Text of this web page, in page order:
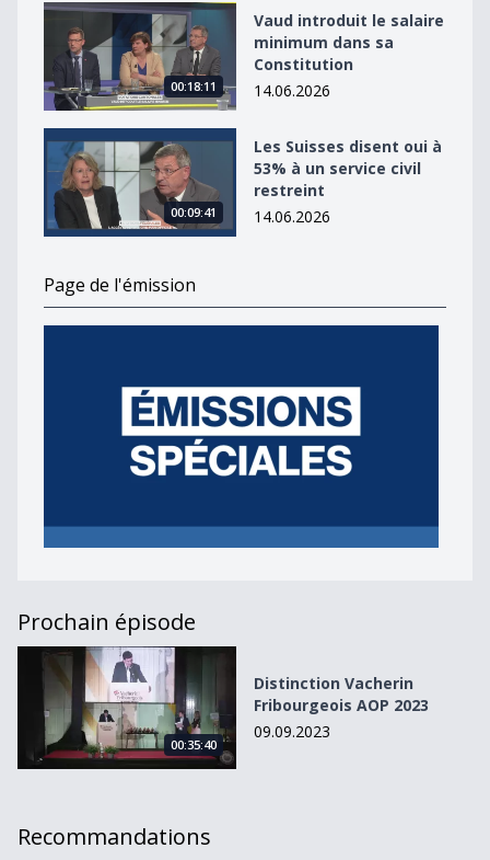
Vaud introduit le salaire minimum dans sa
00:18:11
Vaud introduit le salaire
minimum dans sa
Constitution
14.06.2026
Les Suisses disent oui à 53% à un service civil restreint
00:09:41
Les Suisses disent oui à
53% à un service civil
restreint
14.06.2026
Page de l'émission
Prochain épisode
Distinction Vacherin Fribourgeois AOP 2023
00:35:40
Distinction Vacherin
Fribourgeois AOP 2023
09.09.2023
Recommandations